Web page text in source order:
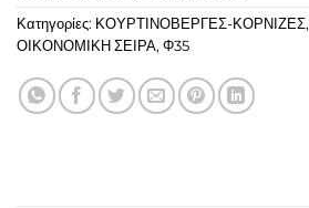
Κατηγορίες: ΚΟΥΡΤΙΝΟΒΕΡΓΕΣ-ΚΟΡΝΙΖΕΣ,
ΟΙΚΟΝΟΜΙΚΗ ΣΕΙΡΑ, Φ35